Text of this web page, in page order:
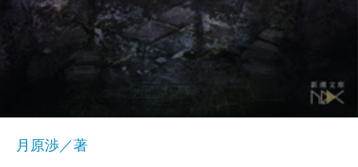
月原渉／著